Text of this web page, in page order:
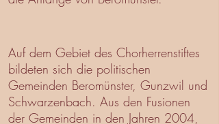
Auf dem Gebiet des Chorherrenstiftes
bildeten sich die politischen
Gemeinden Beromünster, Gunzwil und
Schwarzenbach. Aus den Fusionen
der Gemeinden in den Jahren 2004,